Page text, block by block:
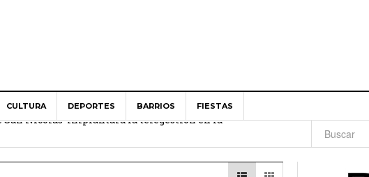
CULTURA DEPORTES BARRIOS FIESTAS
San Nicolás’ implantará la telegestión en la
Nicolás guarda un minuto de silencio en solidaridad con